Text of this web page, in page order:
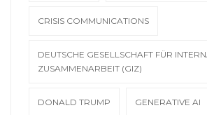
CRISIS COMMUNICATIONS
DEUTSCHE GESELLSCHAFT FÜR
ZUSAMMENARBEIT (GIZ)
DONALD TRUMP GENERATIVE AI